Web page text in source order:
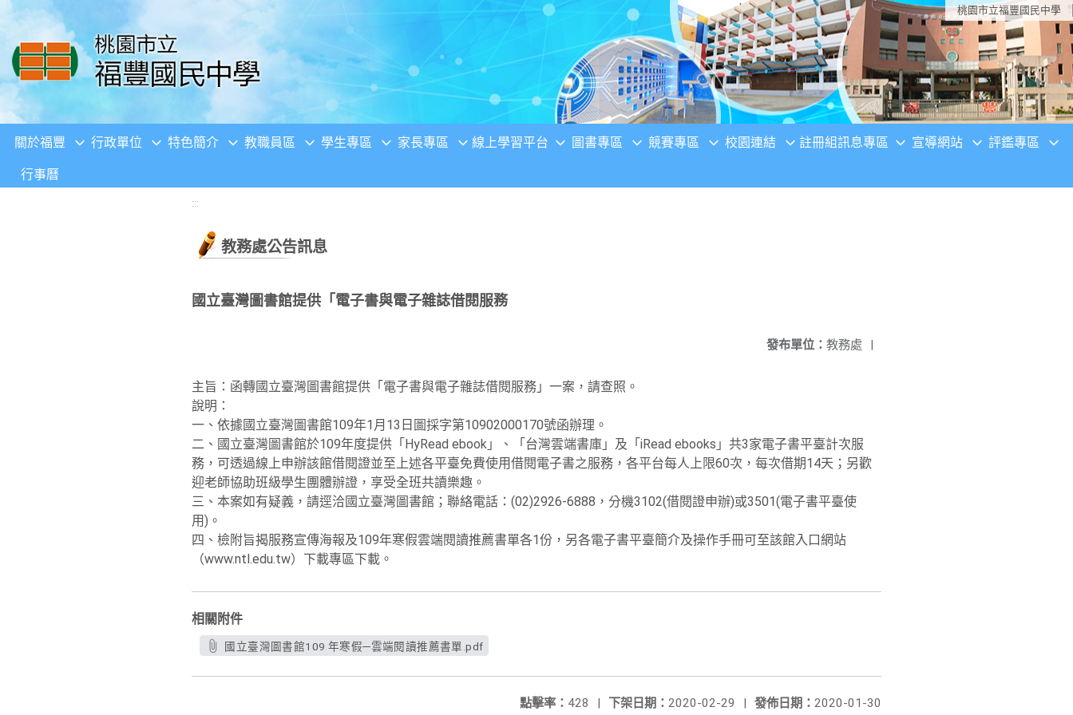
移至網頁之主要內容區位置 桃園市立福豐國民中學
關於福豐 行政單位 特色簡介 教職員區 學生專區 家長專區 線上學習平台 圖書專區 競賽專區 校園連結 註冊組訊息專區 宣導網站 評鑑專區
行事曆
:::
教務處公告訊息
國立臺灣圖書館提供「電子書與電子雜誌借閱服務
發布單位： 教務處 |
主旨：函轉國立臺灣圖書館提供「電子書與電子雜誌借閱服務」一案，請查照。
說明：
一、依據國立臺灣圖書館109年1月13日圖採字第10902000170號函辦理。
二、國立臺灣圖書館於109年度提供「HyRead ebook」、「台灣雲端書庫」及「iRead ebooks」共3家電子書平臺計次服
務，可透過線上申辦該館借閱證並至上述各平臺免費使用借閱電子書之服務，各平台每人上限60次，每次借期14天；另歡
迎老師協助班級學生團體辦證，享受全班共讀樂趣。
三、本案如有疑義，請逕洽國立臺灣圖書館；聯絡電話：(02)2926-6888，分機3102(借閱證申辦)或3501(電子書平臺使
用)。
四、檢附旨揭服務宣傳海報及109年寒假雲端閱讀推薦書單各1份，另各電子書平臺簡介及操作手冊可至該館入口網站
（www.ntl.edu.tw）下載專區下載。
相關附件
國立臺灣圖書館109 年寒假─雲端閱讀推薦書單.pdf
發佈日期： 2020-01-30
下架日期： 2020-02-29 |
點擊率： 428 |